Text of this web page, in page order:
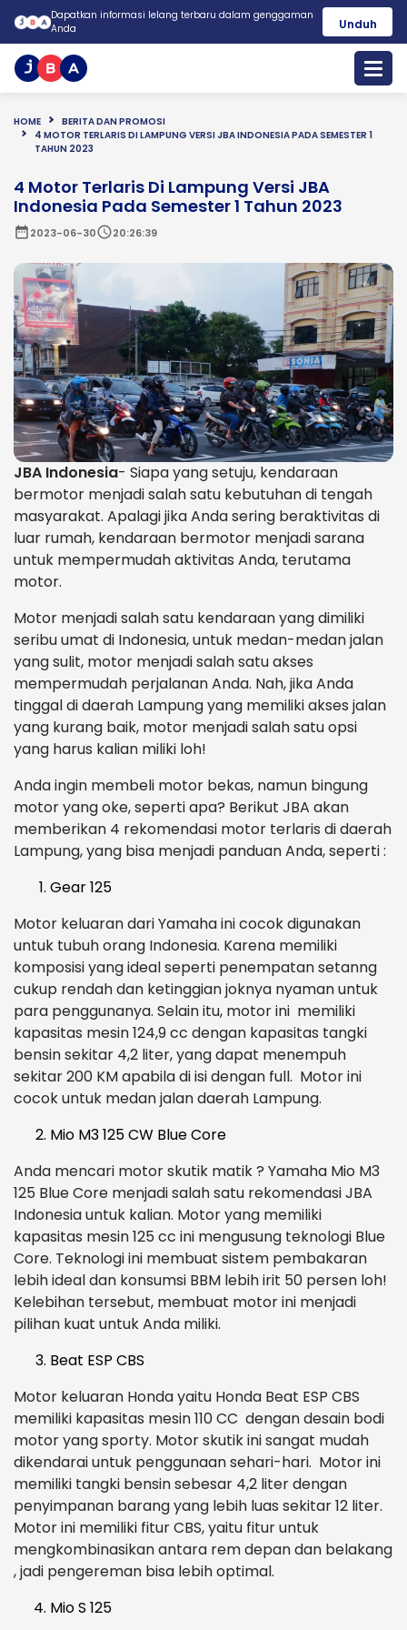
Dapatkan informasi lelang terbaru dalam genggaman
Anda
Unduh
HOME
BERITA DAN PROMOSI
4 MOTOR TERLARIS DI LAMPUNG VERSI JBA INDONESIA PADA SEMESTER 1
TAHUN 2023
4 Motor Terlaris Di Lampung Versi JBA
Indonesia Pada Semester 1 Tahun 2023
date_range2023-06-30schedule20:26:39
JBA Indonesia- Siapa yang setuju, kendaraan
bermotor menjadi salah satu kebutuhan di tengah
masyarakat. Apalagi jika Anda sering beraktivitas di
luar rumah, kendaraan bermotor menjadi sarana
untuk mempermudah aktivitas Anda, terutama
motor.
Motor menjadi salah satu kendaraan yang dimiliki
seribu umat di Indonesia, untuk medan-medan jalan
yang sulit, motor menjadi salah satu akses
mempermudah perjalanan Anda. Nah, jika Anda
tinggal di daerah Lampung yang memiliki akses jalan
yang kurang baik, motor menjadi salah satu opsi
yang harus kalian miliki loh!
Anda ingin membeli motor bekas, namun bingung
motor yang oke, seperti apa? Berikut JBA akan
memberikan 4 rekomendasi motor terlaris di daerah
Lampung, yang bisa menjadi panduan Anda, seperti :
Gear 125
Motor keluaran dari Yamaha ini cocok digunakan
untuk tubuh orang Indonesia. Karena memiliki
komposisi yang ideal seperti penempatan setanng
cukup rendah dan ketinggian joknya nyaman untuk
para penggunanya. Selain itu, motor ini memiliki
kapasitas mesin 124,9 cc dengan kapasitas tangki
bensin sekitar 4,2 liter, yang dapat menempuh
sekitar 200 KM apabila di isi dengan full. Motor ini
cocok untuk medan jalan daerah Lampung.
Mio M3 125 CW Blue Core
Anda mencari motor skutik matik ? Yamaha Mio M3
125 Blue Core menjadi salah satu rekomendasi JBA
Indonesia untuk kalian. Motor yang memiliki
kapasitas mesin 125 cc ini mengusung teknologi Blue
Core. Teknologi ini membuat sistem pembakaran
lebih ideal dan konsumsi BBM lebih irit 50 persen loh!
Kelebihan tersebut, membuat motor ini menjadi
pilihan kuat untuk Anda miliki.
Beat ESP CBS
Motor keluaran Honda yaitu Honda Beat ESP CBS
memiliki kapasitas mesin 110 CC dengan desain bodi
motor yang sporty. Motor skutik ini sangat mudah
dikendarai untuk penggunaan sehari-hari. Motor ini
memiliki tangki bensin sebesar 4,2 liter dengan
penyimpanan barang yang lebih luas sekitar 12 liter.
Motor ini memiliki fitur CBS, yaitu fitur untuk
mengkombinasikan antara rem depan dan belakang
, jadi pengereman bisa lebih optimal.
Mio S 125